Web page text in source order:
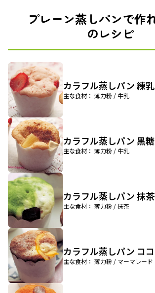
プレーン蒸しパンで作
のレシピ
カラフル蒸しパン 練
主な食材： 薄力粉 / 牛乳
カラフル蒸しパン 黒
主な食材： 薄力粉 / 牛乳
カラフル蒸しパン 抹
主な食材： 薄力粉 / 抹茶
カラフル蒸しパン コ
主な食材： 薄力粉 / マーマレード